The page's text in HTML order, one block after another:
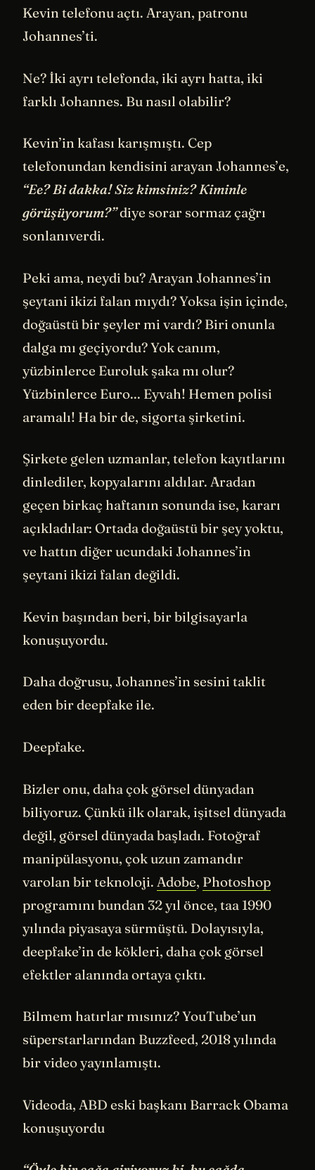
Kevin telefonu açtı. Arayan, patronu
Johannes’ti.
Ne? İki ayrı telefonda, iki ayrı hatta, iki
farklı Johannes. Bu nasıl olabilir?
Kevin’in kafası karışmıştı. Cep
telefonundan kendisini arayan Johannes’e,
“Ee? Bi dakka! Siz kimsiniz? Kiminle
görüşüyorum?”diye sorar sormaz çağrı
sonlanıverdi.
Peki ama, neydi bu? Arayan Johannes’in
şeytani ikizi falan mıydı? Yoksa işin içinde,
doğaüstü bir şeyler mi vardı? Biri onunla
dalga mı geçiyordu? Yok canım,
yüzbinlerce Euroluk şaka mı olur?
Yüzbinlerce Euro... Eyvah! Hemen polisi
aramalı! Ha bir de, sigorta şirketini.
Şirkete gelen uzmanlar, telefon kayıtlarını
dinlediler, kopyalarını aldılar. Aradan
geçen birkaç haftanın sonunda ise, kararı
açıkladılar: Ortada doğaüstü bir şey yoktu,
ve hattın diğer ucundaki Johannes’in
şeytani ikizi falan değildi.
Kevin başından beri, bir bilgisayarla
konuşuyordu.
Daha doğrusu, Johannes’in sesini taklit
eden bir deepfake ile.
Deepfake.
Bizler onu, daha çok görsel dünyadan
biliyoruz. Çünkü ilk olarak, işitsel dünyada
değil, görsel dünyada başladı. Fotoğraf
manipülasyonu, çok uzun zamandır
varolan bir teknoloji. Adobe, Photoshop
programını bundan 32 yıl önce, taa 1990
yılında piyasaya sürmüştü. Dolayısıyla,
deepfake’in de kökleri, daha çok görsel
efektler alanında ortaya çıktı.
Bilmem hatırlar mısınız? YouTube’un
süperstarlarından Buzzfeed, 2018 yılında
bir video yayınlamıştı.
Videoda, ABD eski başkanı Barrack Obama
konuşuyordu